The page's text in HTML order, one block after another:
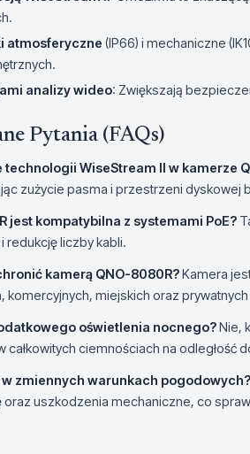
atmosferyczne (IP66) i mechaniczne
analizy wideo: Zwiększają
Pytania (FAQs)
WiseStream II w kamerze
zużycie pasma i przestrzeni dyskowej
jest kompatybilna z systemami PoE?
redukcję liczby kabli.
kamerą QNO-8080R?Kamera
komercyjnych, miejskich oraz
oświetlenia nocnego?Nie,
całkowitych ciemnościach na odległość
zmiennych warunkach pogodowych?
oraz uszkodzenia mechaniczne, co